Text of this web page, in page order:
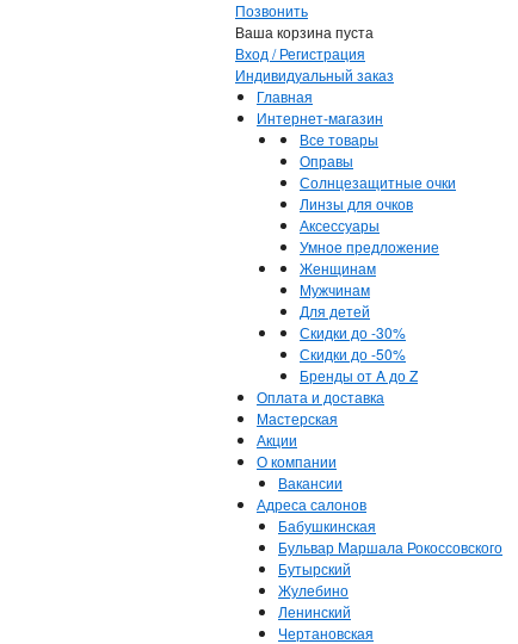
Позвонить
Ваша корзина пуста
Вход / Регистрация
Индивидуальный заказ
Главная
Интернет-магазин
Все товары
Оправы
Солнцезащитные очки
Линзы для очков
Аксессуары
Умное предложение
Женщинам
Мужчинам
Для детей
Скидки до -30%
Скидки до -50%
Бренды от A до Z
Оплата и доставка
Мастерская
Акции
О компании
Вакансии
Адреса салонов
Бабушкинская
Бульвар Маршала Рокоссовского
Бутырский
Жулебино
Ленинский
Чертановская